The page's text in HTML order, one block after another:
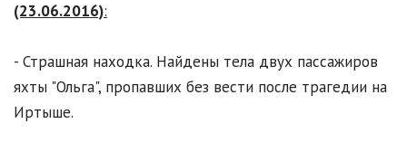
(23.06.2016):
- Страшная находка. Найдены тела двух пассажиров
яхты "Ольга", пропавших без вести после трагедии на
Иртыше.